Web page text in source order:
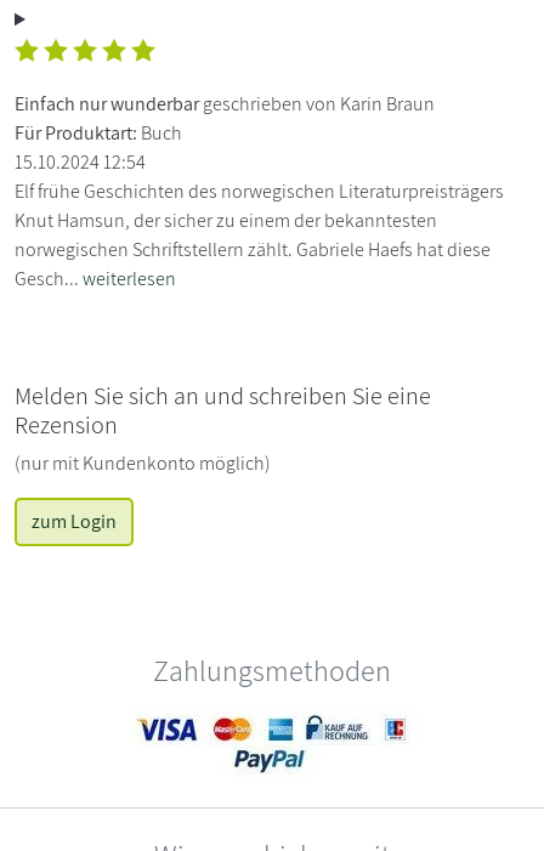
Einfach nur wunderbargeschrieben von Karin Braun
Für Produktart: Buch
15.10.2024 12:54
Elf frühe Geschichten des norwegischen Literaturpreisträgers
Knut Hamsun, der sicher zu einem der bekanntesten
norwegischen Schriftstellern zählt. Gabriele Haefs hat diese
Gesch...weiterlesen
Melden Sie sich an und schreiben Sie eine
Rezension
(nur mit Kundenkonto möglich)
zum Login
Zahlungsmethoden